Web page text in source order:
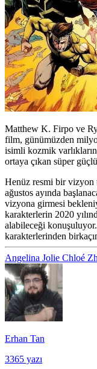
Matthew K. Firpo ve
film, günümüzden
isimli kozmik
ortaya çıkan süper
Henüz resmi bir vizyon
ağustos ayında
vizyona girmesi
karakterlerin 2020
alabileceği
karakterlerinden
Angelina Jolie Chloé
Erhan Tan
3365 yazı